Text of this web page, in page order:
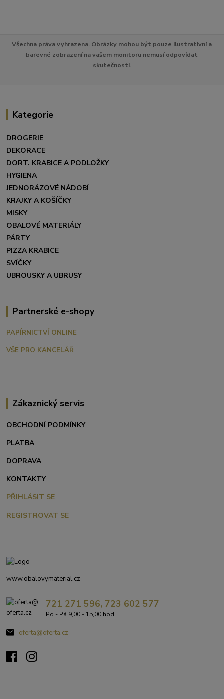
Všechna práva vyhrazena. Obrázky mohou být pouze ilustrativní a
barevné zobrazení na vašem monitoru nemusí odpovídat
skutečnosti.
Kategorie
DROGERIE
DEKORACE
DORT. KRABICE A PODLOŽKY
HYGIENA
JEDNORÁZOVÉ NÁDOBÍ
KRAJKY A KOŠÍČKY
MISKY
OBALOVÉ MATERIÁLY
PÁRTY
PIZZA KRABICE
SVÍČKY
UBROUSKY A UBRUSY
Partnerské e-shopy
PAPÍRNICTVÍ ONLINE
VŠE PRO KANCELÁŘ
Zákaznický servis
OBCHODNÍ PODMÍNKY
PLATBA
DOPRAVA
KONTAKTY
PŘIHLÁSIT SE
REGISTROVAT SE
www.obalovymaterial.cz
721 271 596, 723 602 577
Po - Pá 9,00 - 15,00 hod
oferta@oferta.cz